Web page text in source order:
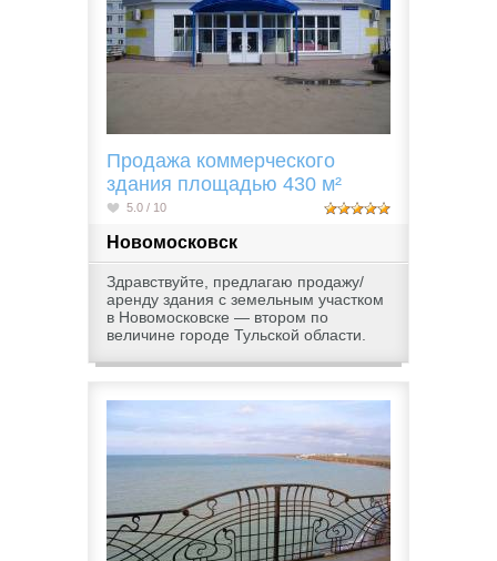
Продажа коммерческого
здания площадью 430 м²
5.0 / 10
Новомосковск
Здравствуйте, предлагаю продажу/
аренду здания с земельным участком
в Новомосковске — втором по
величине городе Тульской области.